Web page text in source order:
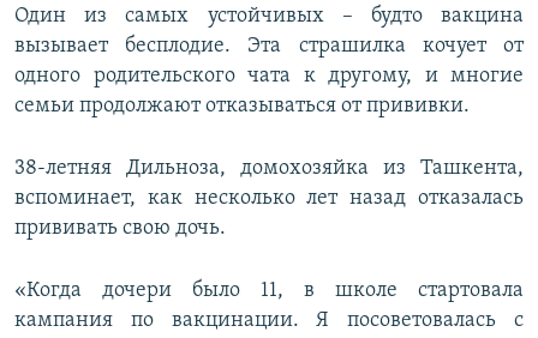
Один из самых устойчивых – будто вакцина
вызывает бесплодие. Эта страшилка кочует от
одного родительского чата к другому, и многие
семьи продолжают отказываться от прививки.
38-летняя Дильноза, домохозяйка из Ташкента,
вспоминает, как несколько лет назад отказалась
прививать свою дочь.
«Когда дочери было 11, в школе стартовала
кампания по вакцинации. Я посоветовалась с